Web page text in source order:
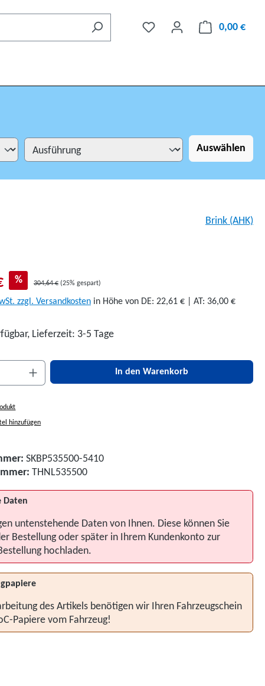
0,00 €
Auswählen
Brink (AHK)
% 304,64 € (25% gespart)
zzgl. Versandkosten in Höhe von DE: 22,61 € | AT: 36,00 €
Lieferzeit: 3-5 Tage
Gib den gewünschten Wert ein oder
In den Warenkorb
hinzufügen
SKBP535500-5410
THNL535500
Daten
untenstehende Daten von Ihnen. Diese können Sie
Bestellung oder später in Ihrem Kundenkonto zur
hochladen.
des Artikels benötigen wir Ihren Fahrzeugschein
Papiere vom Fahrzeug!